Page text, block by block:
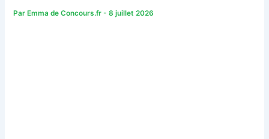
ParEmma de Concours.fr-8 juillet 2026